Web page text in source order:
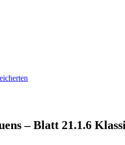
– Blatt 21.1.6